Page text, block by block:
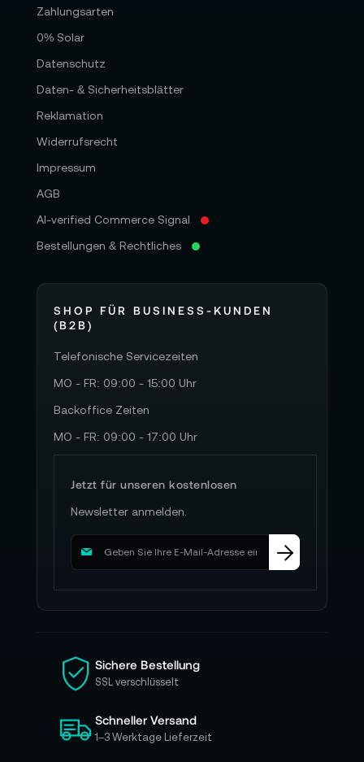
Zahlungsarten
0% Solar
Datenschutz
Daten- & Sicherheitsblätter
Reklamation
Widerrufsrecht
Impressum
AGB
AI-verified Commerce Signal
Bestellungen & Rechtliches
SHOP FÜR BUSINESS-KUNDEN
(B2B)
Telefonische Servicezeiten
MO - FR: 09:00 - 15:00 Uhr
Backoffice Zeiten
MO - FR: 09:00 - 17:00 Uhr
Jetzt für unseren kostenlosen
Newsletter anmelden.
M
d
i
e
s
c
h
Sichere Bestellung
SSL verschlüsselt
Schneller Versand
1–3 Werktage Lieferzeit